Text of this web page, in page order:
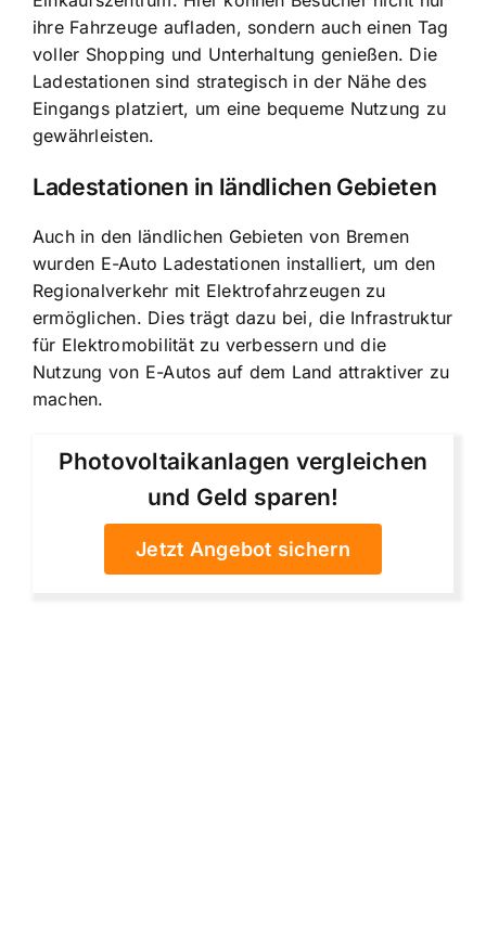
ihre Fahrzeuge aufladen, sondern auch einen Tag
voller Shopping und Unterhaltung genießen. Die
Ladestationen sind strategisch in der Nähe des
Eingangs platziert, um eine bequeme Nutzung zu
gewährleisten.
Ladestationen in ländlichen Gebieten
Auch in den ländlichen Gebieten von Bremen
wurden E-Auto Ladestationen installiert, um den
Regionalverkehr mit Elektrofahrzeugen zu
ermöglichen. Dies trägt dazu bei, die Infrastruktur
für Elektromobilität zu verbessern und die
Nutzung von E-Autos auf dem Land attraktiver zu
machen.
Photovoltaikanlagen vergleichen
und Geld sparen!
Jetzt Angebot sichern